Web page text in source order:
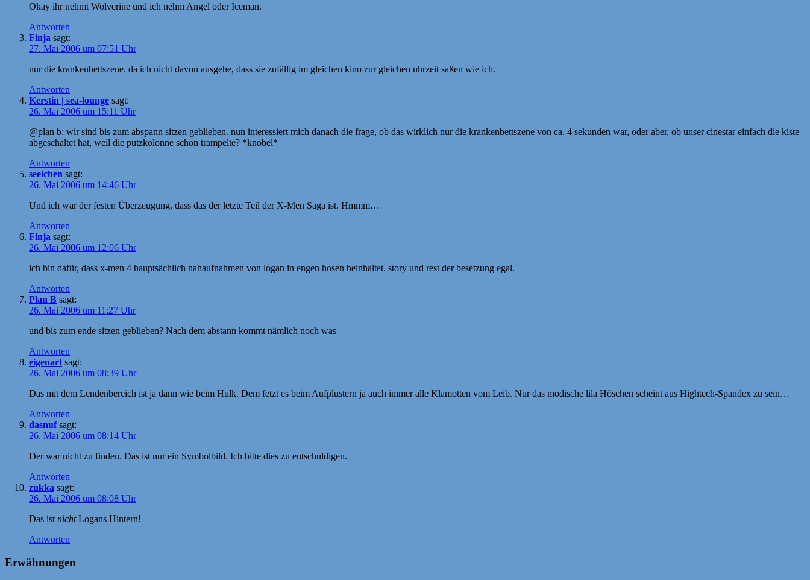
Okay ihr nehmt Wolverine und ich nehm Angel oder Iceman.
Antworten
Finja sagt:
27. Mai 2006 um 07:51 Uhr
nur die krankenbettszene. da ich nicht davon ausgehe, dass sie zufällig im gleichen kino zur gleichen uhrzeit saßen wie ich.
Antworten
Kerstin | sea-lounge sagt:
26. Mai 2006 um 15:11 Uhr
@plan b: wir sind bis zum abspann sitzen geblieben. nun interessiert mich danach die frage, ob das wirklich nur die krankenbettszene von ca. 4 sekunden war, oder aber, ob unser cinestar einfach die kiste
abgeschaltet hat, weil die putzkolonne schon trampelte? *knobel*
Antworten
seelchen sagt:
26. Mai 2006 um 14:46 Uhr
Und ich war der festen Überzeugung, dass das der letzte Teil der X-Men Saga ist. Hmmm…
Antworten
Finja sagt:
26. Mai 2006 um 12:06 Uhr
ich bin dafür, dass x-men 4 hauptsächlich nahaufnahmen von logan in engen hosen beinhaltet. story und rest der besetzung egal.
Antworten
Plan B sagt:
26. Mai 2006 um 11:27 Uhr
und bis zum ende sitzen geblieben? Nach dem abstann kommt nämlich noch was
Antworten
eigenart sagt:
26. Mai 2006 um 08:39 Uhr
Das mit dem Lendenbereich ist ja dann wie beim Hulk. Dem fetzt es beim Aufplustern ja auch immer alle Klamotten vom Leib. Nur das modische lila Höschen scheint aus Hightech-Spandex zu sein…
Antworten
dasnuf sagt:
26. Mai 2006 um 08:14 Uhr
Der war nicht zu finden. Das ist nur ein Symbolbild. Ich bitte dies zu entschuldigen.
Antworten
zukka sagt:
26. Mai 2006 um 08:08 Uhr
Das ist nichtLogans Hintern!
Antworten
Erwähnungen